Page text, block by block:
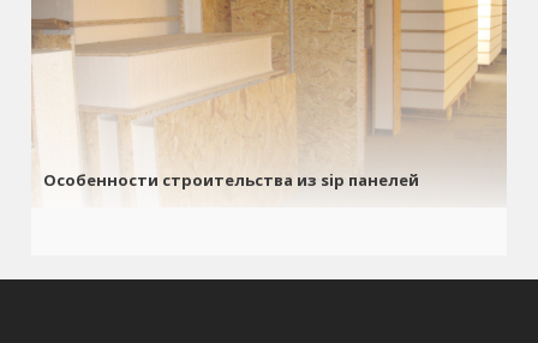
Особенности строительства из sip панелей